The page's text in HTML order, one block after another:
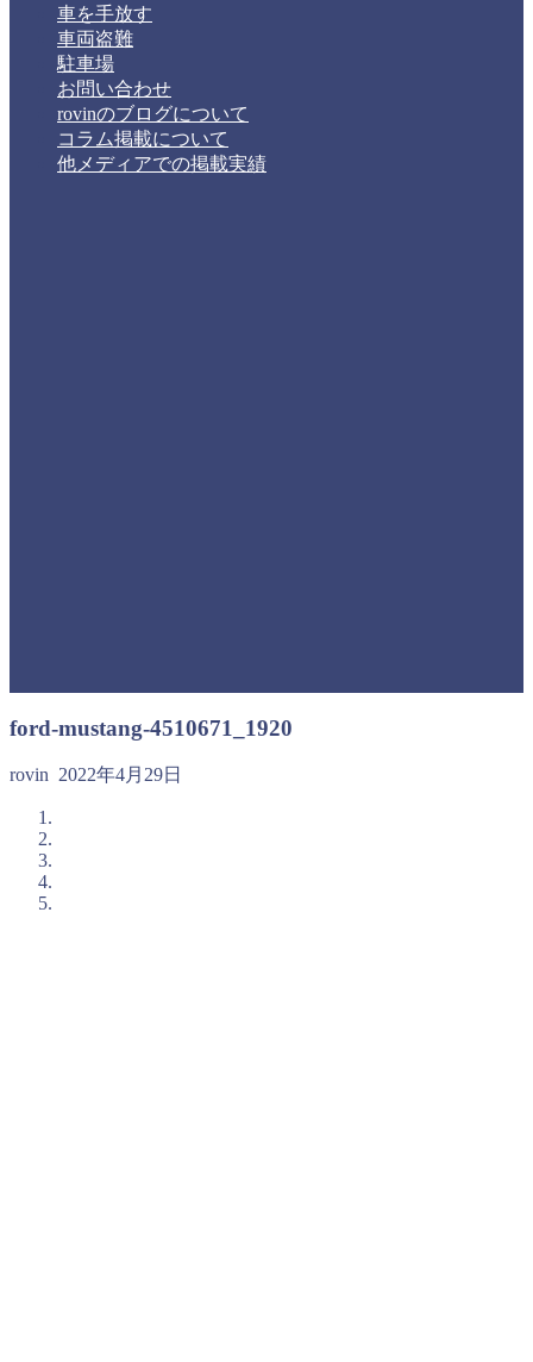
車を手放す
車両盗難
駐車場
お問い合わせ
rovinのブログについて
コラム掲載について
他メディアでの掲載実績
ford-mustang-4510671_1920
rovin 2022年4月29日